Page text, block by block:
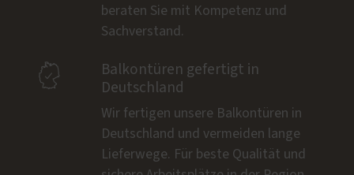
beraten Sie mit Kompetenz und
Sachverstand.

Balkontüren gefertigt in
Deutschland
Wir fertigen unsere Balkontüren in
Deutschland und vermeiden lange
Lieferwege. Für beste Qualität und